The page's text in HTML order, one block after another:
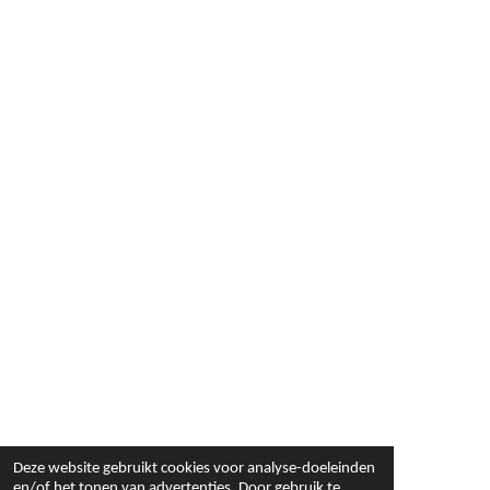
Deze website gebruikt cookies voor analyse-doeleinden